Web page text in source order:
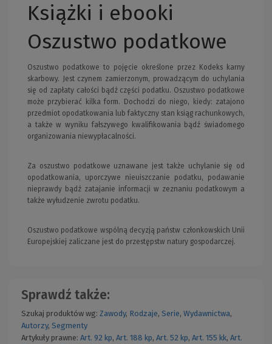
Książki i ebooki
Oszustwo podatkowe
Oszustwo podatkowe to pojęcie określone przez Kodeks karny
skarbowy. Jest czynem zamierzonym, prowadzącym do uchylania
się od zapłaty całości bądź części podatku. Oszustwo podatkowe
może przybierać kilka form. Dochodzi do niego, kiedy: zatajono
przedmiot opodatkowania lub faktyczny stan ksiąg rachunkowych,
a także w wyniku fałszywego kwalifikowania bądź świadomego
organizowania niewypłacalności.
Za oszustwo podatkowe uznawane jest także uchylanie się od
opodatkowania, uporczywe nieuiszczanie podatku, podawanie
nieprawdy bądź zatajanie informacji w zeznaniu podatkowym a
także wyłudzenie zwrotu podatku.
Oszustwo podatkowe wspólną decyzją państw członkowskich Unii
Europejskiej zaliczane jest do przestępstw natury gospodarczej.
Sprawdź także:
Szukaj produktów wg: Zawody, Rodzaje, Serie, Wydawnictwa,
Autorzy, Segmenty
Artykuły prawne: Art. 92 kp, Art. 188 kp, Art. 52 kp, Art. 155 kk, Art.